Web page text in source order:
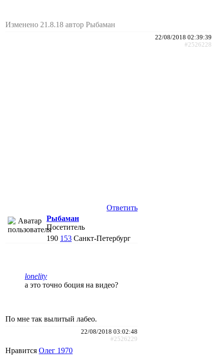
Изменено 21.8.18 автор Рыбаман
22/08/2018 02:39:39
#2526228
Ответить
Рыбаман
Посетитель
190 153 Санкт-Петербург
lonelity
а это точно боция на видео?
По мне так вылитый лабео.
22/08/2018 03:02:48
#2526229
Нравится Олег 1970